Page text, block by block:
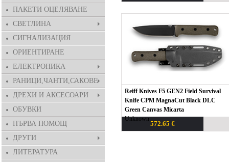
ПАКЕТИ ОЦЕЛЯВАНЕ
СВЕТЛИНА
СИГНАЛИЗАЦИЯ
ОРИЕНТИРАНЕ
ЕЛЕКТРОНИКА
РАНИЦИ,ЧАНТИ,САКОВЕ
ДРЕХИ И АКСЕСОАРИ
ОБУВКИ
ПЪРВА ПОМОЩ
ДРУГИ
ЛИТЕРАТУРА
Reiff Knives F5 GEN2 Field Survival
Knife CPM MagnaCut Black DLC
Green Canvas Micarta
Unknown
572.65 €